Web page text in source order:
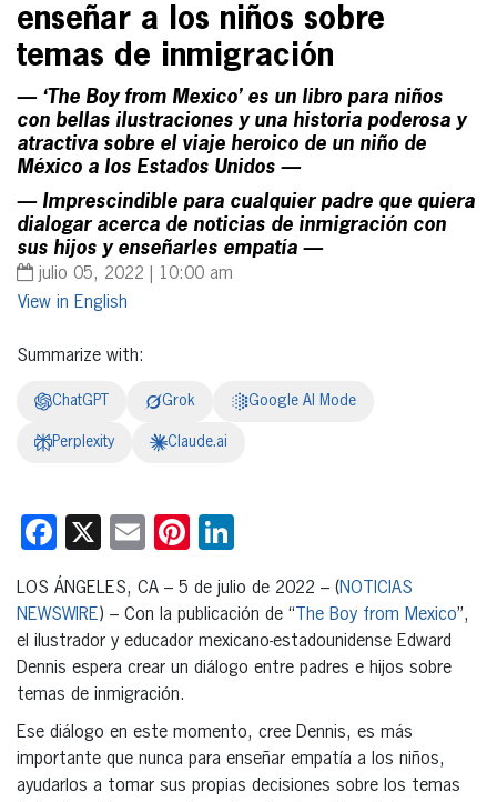
enseñar a los niños sobre
temas de inmigración
— ‘The Boy from Mexico’ es un libro para niños
con bellas ilustraciones y una historia poderosa y
atractiva sobre el viaje heroico de un niño de
México a los Estados Unidos —
— Imprescindible para cualquier padre que quiera
dialogar acerca de noticias de inmigración con
sus hijos y enseñarles empatía —
julio 05, 2022 | 10:00 am
English
Summarize with:
ChatGPT Grok Google AI Mode
Perplexity Claude.ai
Facebook
X EmailPinterest
LOS ÁNGELES, CA – 5 de julio de 2022 – (NOTICIAS
NEWSWIRE) – Con la publicación de “ The Boy from Mexico”,
el ilustrador y educador mexicano-estadounidense Edward
Dennis espera crear un diálogo entre padres e hijos sobre
temas de inmigración.
Ese diálogo en este momento, cree Dennis, es más
importante que nunca para enseñar empatía a los niños,
ayudarlos a tomar sus propias decisiones sobre los temas